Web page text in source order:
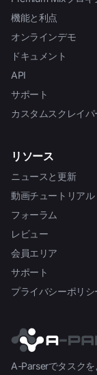
機能と利点
オンラインデモ
ドキュメント
API
サポート
カスタムスクレイ
リソース
ニュースと更新
動画チュートリアル
フォーラム
レビュー
会員エリア
サポート
プライバシーポリシ
A-Parserでタスク